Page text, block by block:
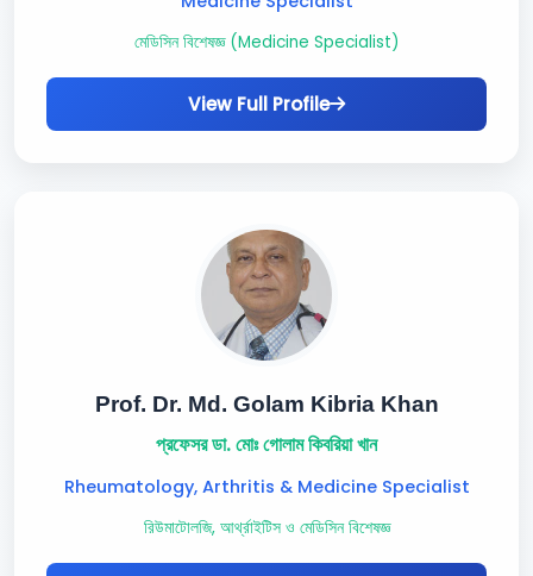
মেডিসিন বিশেষজ্ঞ (Medicine Specialist)
View Full Profile
Prof. Dr. Md. Golam Kibria Khan
প্রফেসর ডা. মোঃ গোলাম কিবরিয়া খান
Rheumatology, Arthritis & Medicine Specialist
রিউমাটোলজি, আর্থ্রাইটিস ও মেডিসিন বিশেষজ্ঞ